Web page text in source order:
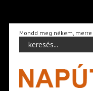
Mondd meg nékem,